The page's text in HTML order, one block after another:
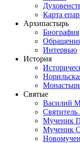
Карта
Архипастырь
Биография
Интервью
История
Святые
Василий
Мученик
Мученик